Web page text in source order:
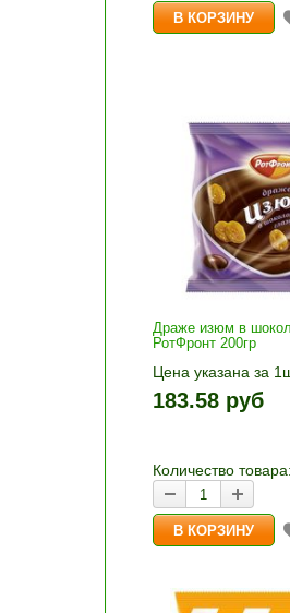
Драже изюм в
РотФронт 200гр
Цена указана за
1шт прибавляется
и «-». Выберите
183.58 руб
Количество товара: